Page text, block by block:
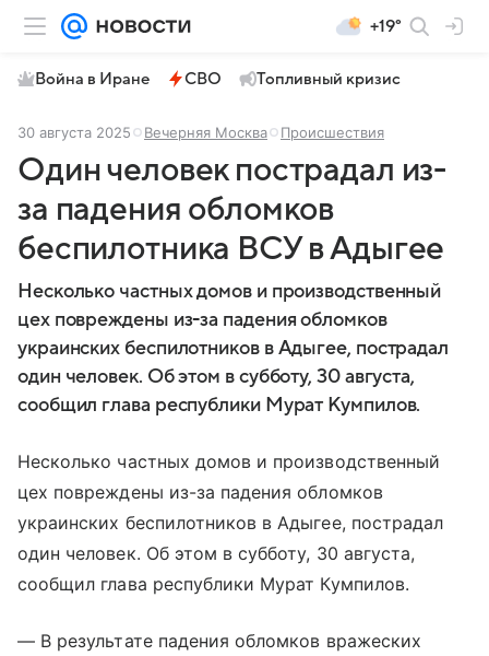
+19°
Война в Иране СВО Топливный кризис
30 августа 2025 Вечерняя Москва Происшествия
Один человек пострадал из-
за падения обломков
беспилотника ВСУ в Адыгее
Несколько частных домов и производственный
цех повреждены из-за падения обломков
украинских беспилотников в Адыгее, пострадал
один человек. Об этом в субботу, 30 августа,
сообщил глава республики Мурат Кумпилов.
Несколько частных домов и производственный
цех повреждены из-за падения обломков
украинских беспилотников в Адыгее, пострадал
один человек. Об этом в субботу, 30 августа,
сообщил глава республики Мурат Кумпилов.
— В результате падения обломков вражеских